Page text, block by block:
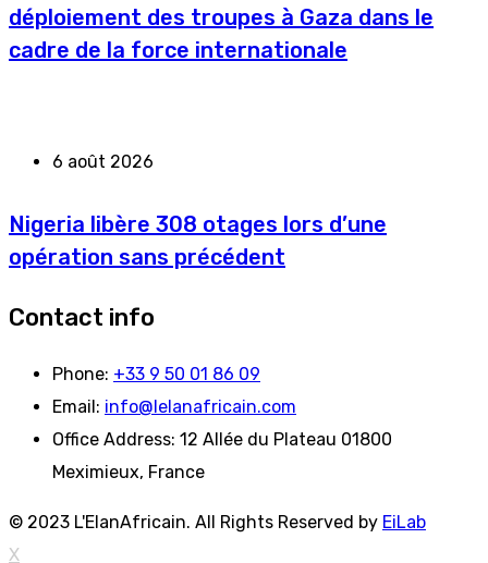
déploiement des troupes à Gaza dans le
cadre de la force internationale
6 août 2026
Nigeria libère 308 otages lors d’une
opération sans précédent
Contact info
Phone: +33 9 50 01 86 09
Email: info@lelanafricain.com
Office Address: 12 Allée du Plateau 01800
Meximieux, France
© 2023 L'ElanAfricain. All Rights Reserved by EiLab
X